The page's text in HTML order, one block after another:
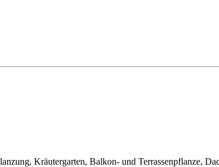
Kräutergarten, Balkon- und Terrassenpflanze,